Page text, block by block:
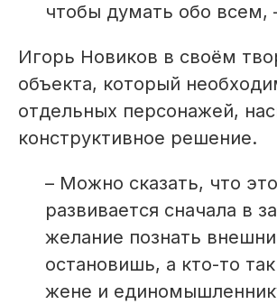
чтобы думать обо всем,
Игорь Новиков в своём
объекта, который
отдельных персонажей,
конструктивное решение.
– Можно сказать, что
развивается сначала в
желание познать
остановишь, а кто-то
жене и